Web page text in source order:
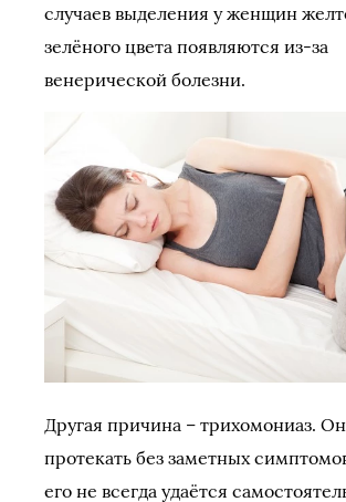
случаев выделения у женщин
зелёного цвета появляются из-за
венерической болезни.
Другая причина – трихомониаз.
протекать без заметных
его не всегда удаётся